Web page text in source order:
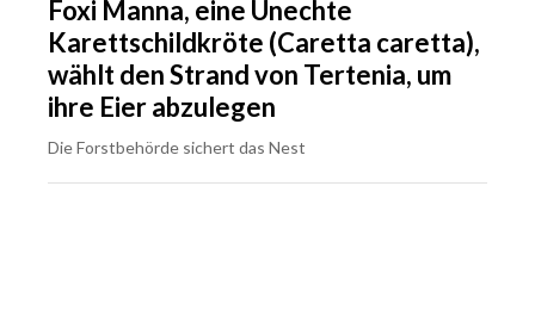
Foxi Manna, eine Unechte
Karettschildkröte (Caretta caretta),
wählt den Strand von Tertenia, um
ihre Eier abzulegen
Die Forstbehörde sichert das Nest